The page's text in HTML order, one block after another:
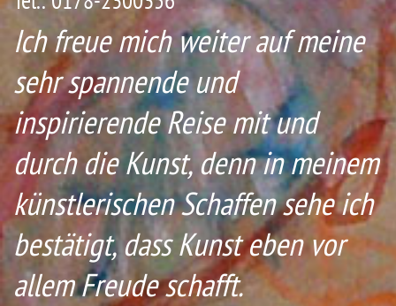
Ich freue mich weiter auf meine
sehr spannende und
inspirierende Reise mit und
durch die Kunst, denn in meinem
künstlerischen Schaffen sehe ich
bestätigt, dass Kunst eben vor
allem Freude schafft.